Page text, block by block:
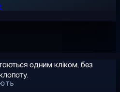
одним кліком, без